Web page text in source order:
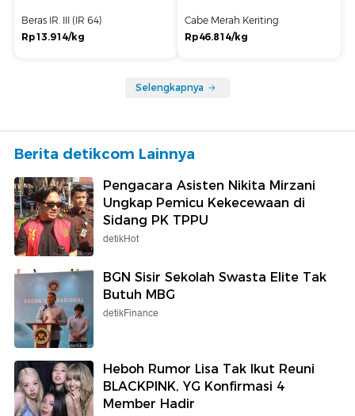
Beras IR. III (IR 64)
Rp13.914/kg
Cabe Merah Keriting
Rp46.814/kg
Selengkapnya
Berita detikcom Lainnya
Pengacara Asisten Nikita Mirzani
Ungkap Pemicu Kekecewaan di
Sidang PK TPPU
detikHot
BGN Sisir Sekolah Swasta Elite Tak
Butuh MBG
detikFinance
Heboh Rumor Lisa Tak Ikut Reuni
BLACKPINK, YG Konfirmasi 4
Member Hadir